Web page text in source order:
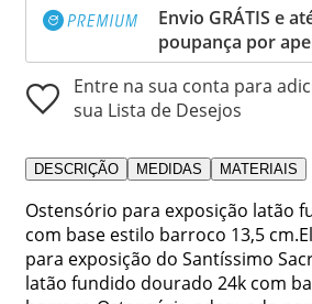
Envio GRÁTIS e
poupança por
Entre na sua conta para
sua Lista de Desejos
DESCRIÇÃO MEDIDAS MATERIAIS
Ostensório para exposição latão
com base estilo barroco 13,5
para exposição do Santíssimo
latão fundido dourado 24k com